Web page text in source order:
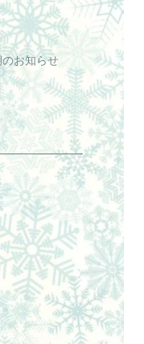
お知らせ
の記事
の記事
1件の記事
1件の記事
の記事
の記事
の記事
1件の記事
3件の記事
1件の記事
2件の記事